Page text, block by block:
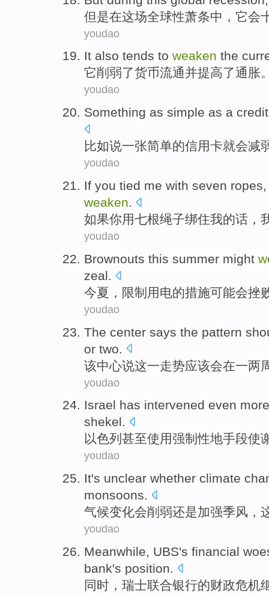
但是在这场全球性萧条中 ， 它会
youdao
It also tends to weaken the
它削弱了货币流通并提高了通胀
youdao
Something as simple as a
比如说一张简单的信用卡就会减
youdao
If you tied me with seven ropes
weaken.
如果你用七根绳子绑住我的话 ，
youdao
Brownouts this summer might
zeal.
今夏 ，限制用电的措施可能会挫
youdao
The center says the pattern
or two
该中心说这一走势应该会在一两
youdao
Israel has intervened even
shekel.
以色列 甚至使用强制性地手段使
youdao
It's unclear whether climate
monsoons.
气候变化会削弱还是加强季风，
youdao
Meanwhile, UBS's financial
bank's position.
同时 ， 瑞士联合银行的财政危机